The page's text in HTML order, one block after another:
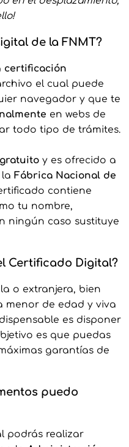
de la FNMT?
certificación
el cual puede
navegador y que te
en webs de
todo tipo de trámites.
y es ofrecido a
Fábrica Nacional de
contiene
tu nombre,
ningún caso sustituye
Certificado Digital?
o extranjera, bien
menor de edad y viva
es disponer
es que puedas
garantías de
puedo
podrás realizar